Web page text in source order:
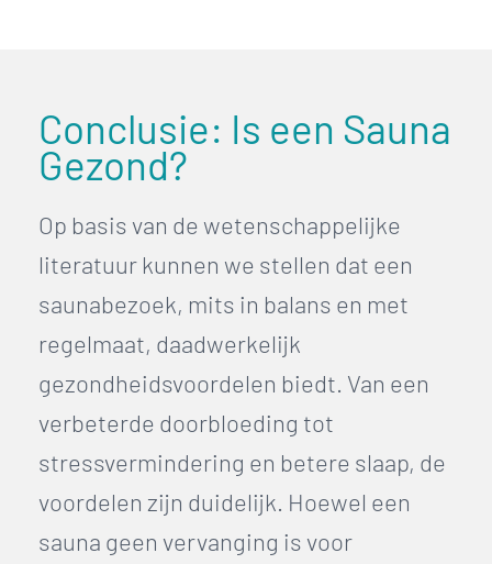
Conclusie: Is een Sauna
Gezond?
Op basis van de wetenschappelijke
literatuur kunnen we stellen dat een
saunabezoek, mits in balans en met
regelmaat, daadwerkelijk
gezondheidsvoordelen biedt. Van een
verbeterde doorbloeding tot
stressvermindering en betere slaap, de
voordelen zijn duidelijk. Hoewel een
sauna geen vervanging is voor